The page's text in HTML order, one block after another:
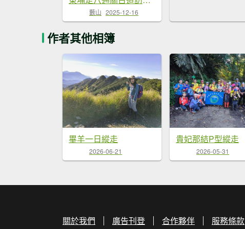
藪山 2025-12-16
作者其他相簿
畢羊一日縱走
2026-06-21
貴妃那結P型縱走
2026-05-31
關於我們 廣告刊登 合作夥伴 服務條款